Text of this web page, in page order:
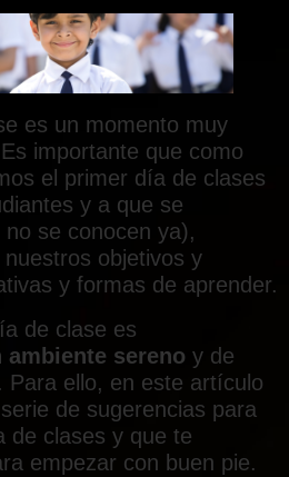
es un momento muy
importante que como
el primer día de clases
y a que se
se conocen ya),
objetivos y
y formas de aprender.
de clase es
ambiente sereno y de
Para ello, en este artículo
de sugerencias para
de clases y que te
empezar con buen pie.